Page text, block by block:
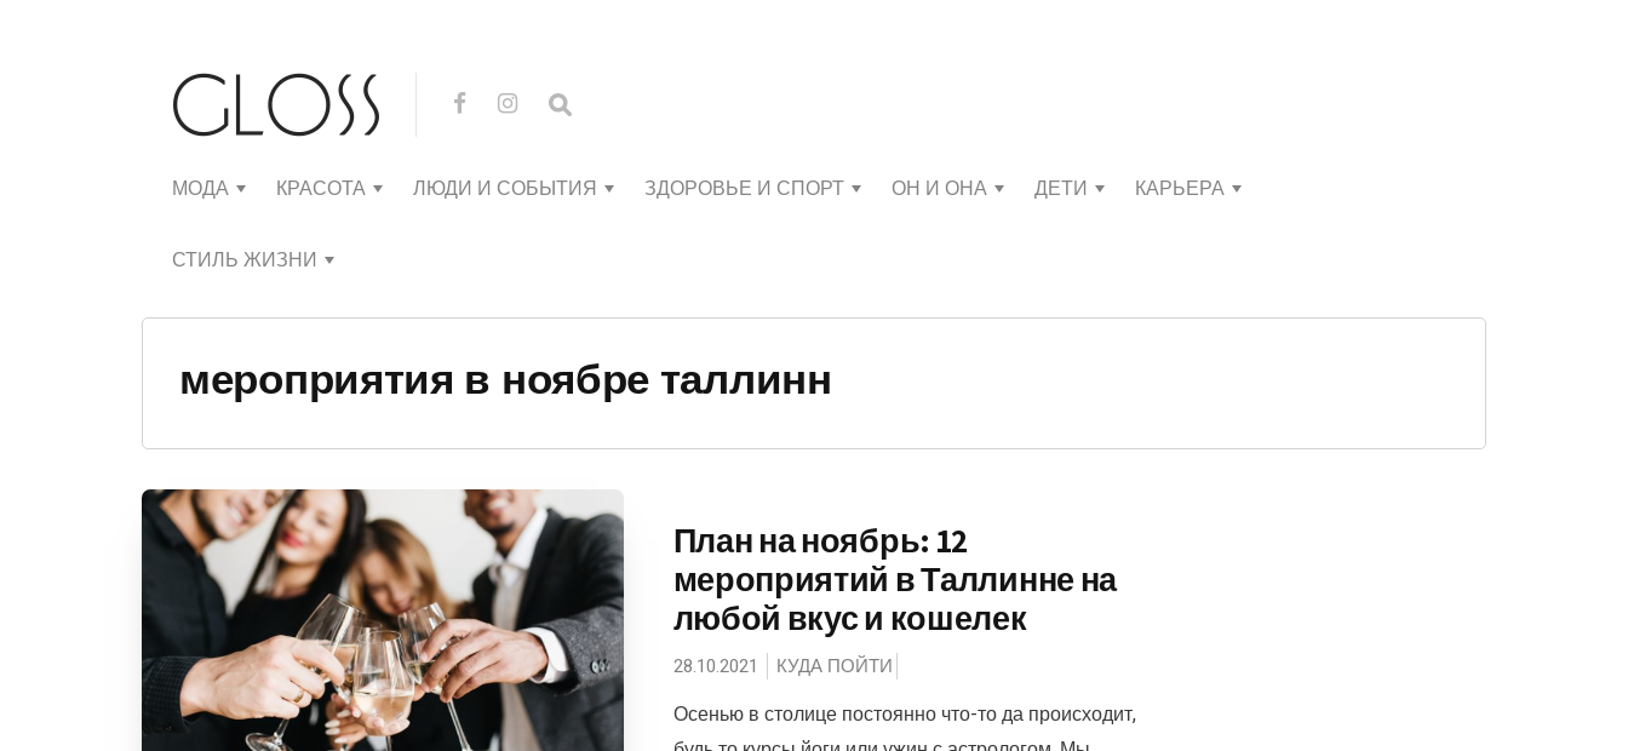
МОДА КРАСОТА ЛЮДИ И СОБЫТИЯ ЗДОРОВЬЕ И СПОРТ ОН И ОНА ДЕТИ КАРЬЕРА
СТИЛЬ ЖИЗНИ
мероприятия в ноябре таллинн
План на ноябрь: 12
мероприятий в Таллинне на
любой вкус и кошелек
28.10.2021 КУДА ПОЙТИ
Осенью в столице постоянно что-то да происходит,